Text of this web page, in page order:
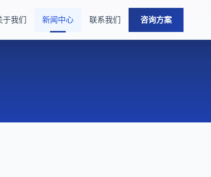
于我们 新闻中心 联系我们 咨询方案